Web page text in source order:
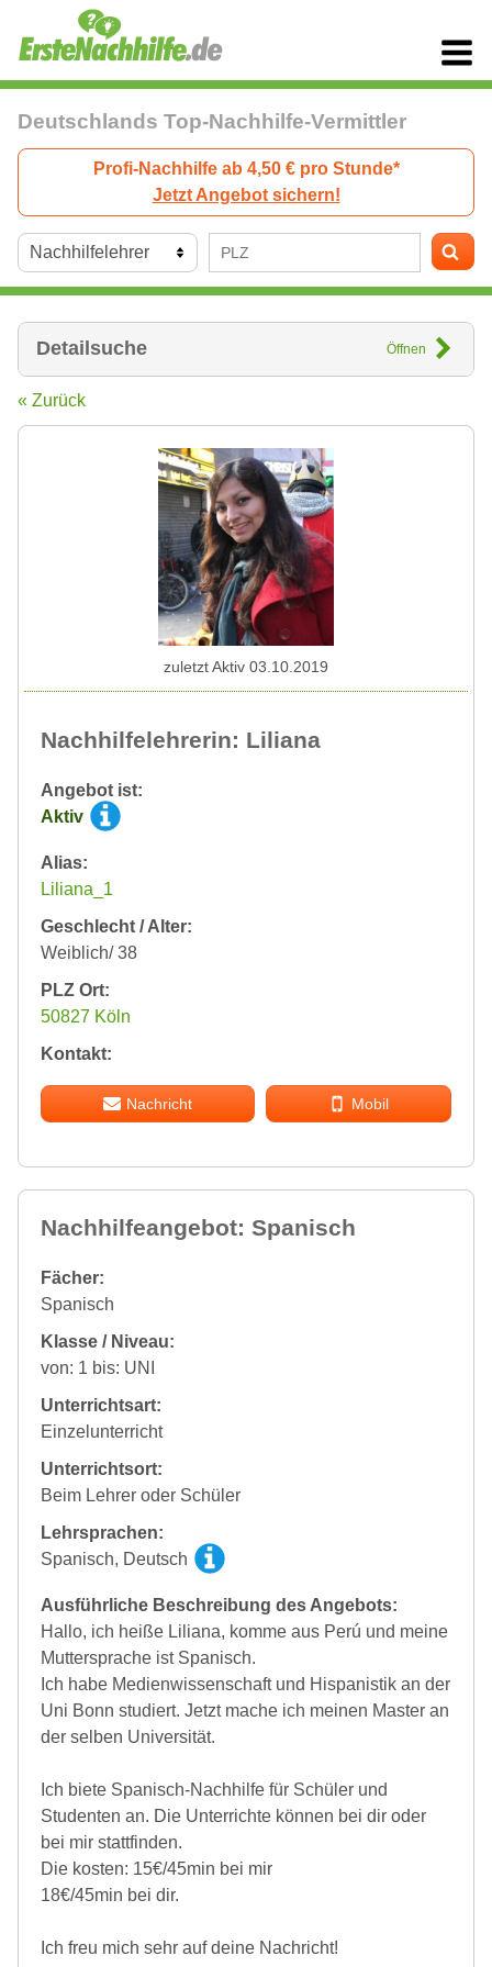
Deutschlands Top-Nachhilfe-Vermittler
Profi-Nachhilfe ab 4,50 € pro Stunde*
Jetzt Angebot sichern!
Detailsuche Öffnen
« Zurück
Nachhilfelehrerin: Liliana
Angebot ist:
Aktiv
Alias:
Liliana_1
Geschlecht / Alter:
Weiblich/ 38
PLZ Ort:
50827 Köln
Kontakt:
Nachricht Mobil
zuletzt Aktiv 03.10.2019
Nachhilfeangebot: Spanisch
Fächer:
Spanisch
Klasse / Niveau:
von: 1 bis: UNI
Unterrichtsart:
Einzelunterricht
Unterrichtsort:
Beim Lehrer oder Schüler
Lehrsprachen:
Spanisch, Deutsch
Ausführliche Beschreibung des Angebots:
Hallo, ich heiße Liliana, komme aus Perú und meine
Muttersprache ist Spanisch.
Ich habe Medienwissenschaft und Hispanistik an der
Uni Bonn studiert. Jetzt mache ich meinen Master an
der selben Universität.
Ich biete Spanisch-Nachhilfe für Schüler und
Studenten an. Die Unterrichte können bei dir oder
bei mir stattfinden.
Die kosten: 15€/45min bei mir
18€/45min bei dir.
Ich freu mich sehr auf deine Nachricht!